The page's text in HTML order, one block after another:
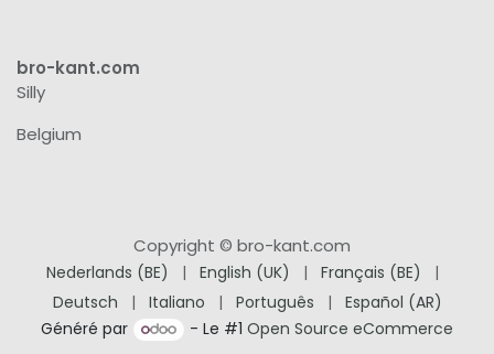
bro-kant.com
Silly
Belgium
Copyright © bro-kant.com
Nederlands (BE) | English (UK) | Français (BE)
|
Deutsch
| Italiano | Português |
Español (AR)
Généré par
- Le #1Open Source eCommerce